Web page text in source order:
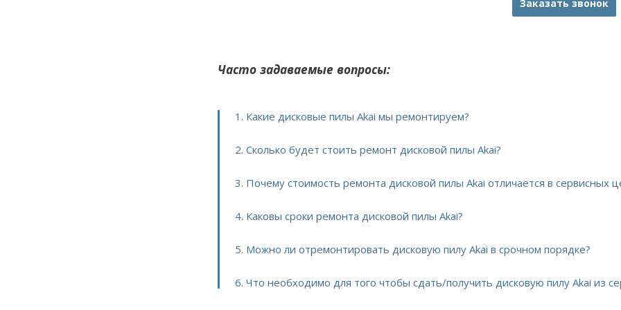
Заказать звонок
Часто задаваемые вопросы:
1. Какие дисковые пилы Akai мы ремонтируем?
2. Сколько будет стоить ремонт дисковой пилы Akai?
3. Почему стоимость ремонта дисковой пилы Akai отличается в сервисных
4. Каковы сроки ремонта дисковой пилы Akai?
5. Можно ли отремонтировать дисковую пилу Akai в срочном порядке?
6. Что необходимо для того чтобы сдать/получить дисковую пилу Akai из